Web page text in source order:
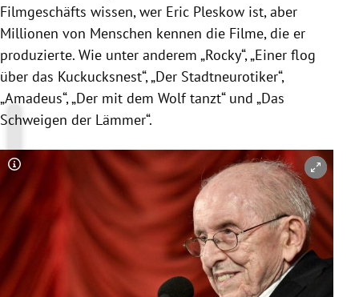
Filmgeschäfts wissen, wer Eric Pleskow ist, aber
Millionen von Menschen kennen die Filme, die er
produzierte. Wie unter anderem „Rocky“, „Einer flog
über das Kuckucksnest“, „Der Stadtneurotiker“,
„Amadeus“, „Der mit dem Wolf tanzt“ und „Das
Schweigen der Lämmer“.
Copyright-Hinweis öffnen/schließen